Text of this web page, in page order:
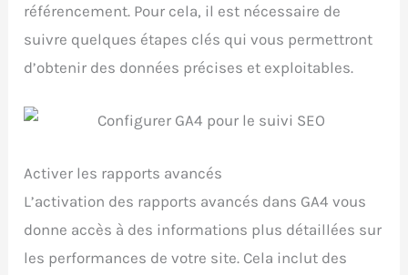
référencement. Pour cela, il est nécessaire de
suivre quelques étapes clés qui vous permettront
d’obtenir des données précises et exploitables.
Activer les rapports avancés
L’activation des rapports avancés dans GA4 vous
donne accès à des informations plus détaillées sur
les performances de votre site. Cela inclut des